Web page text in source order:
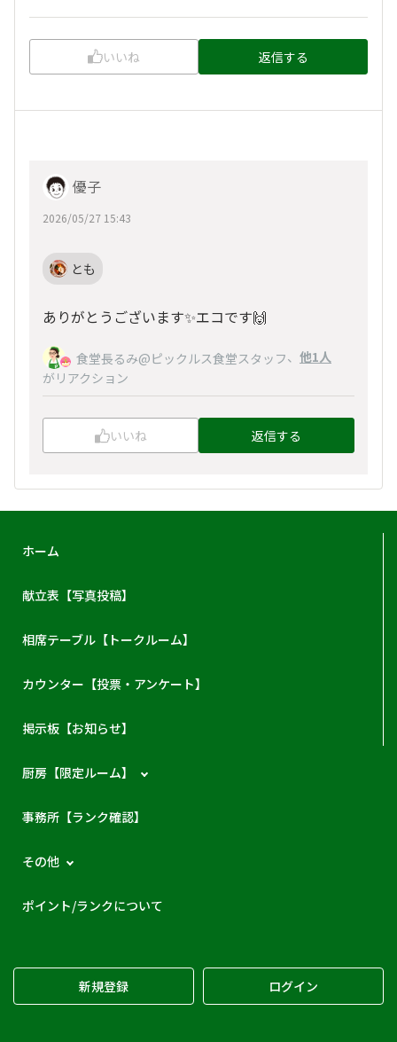
いいね 返信する
優子
2026/05/27 15:43
とも
ありがとうございます✨エコです🙌
食堂長るみ@ピックルス食堂スタッフ、 他1人
がリアクション
いいね 返信する
ホーム
献立表【写真投稿】
相席テーブル【トークルーム】
カウンター【投票・アンケート】
掲示板【お知らせ】
厨房【限定ルーム】
事務所【ランク確認】
その他
ポイント/ランクについて
新規登録 ログイン